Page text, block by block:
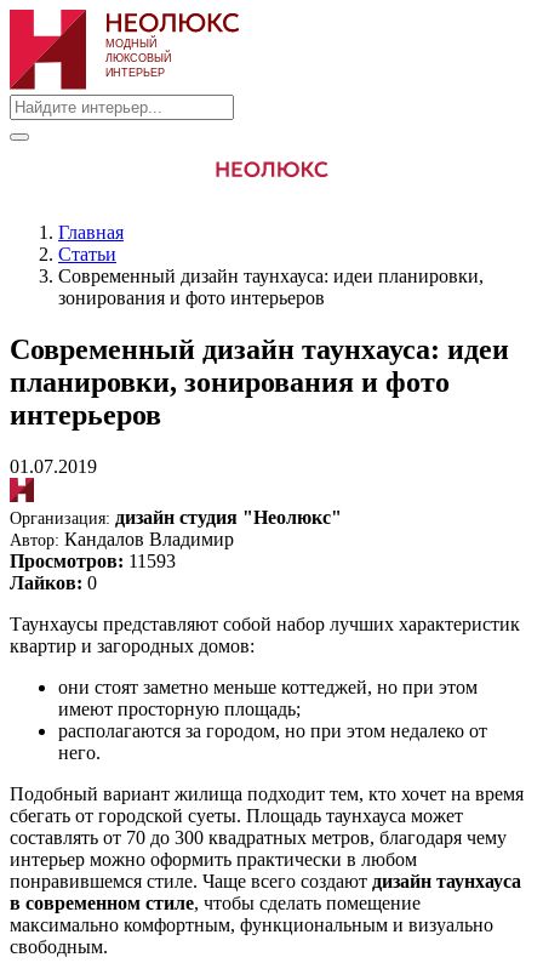
Главная
Статьи
Современный дизайн таунхауса: идеи планировки,
зонирования и фото интерьеров
Современный дизайн таунхауса: идеи
планировки, зонирования и фото
интерьеров
01.07.2019
Организация: дизайн студия "Неолюкс"
Автор: Кандалов Владимир
Просмотров: 11593
Лайков: 0
Таунхаусы представляют собой набор лучших характеристик
квартир и загородных домов:
они стоят заметно меньше коттеджей, но при этом
имеют просторную площадь;
располагаются за городом, но при этом недалеко от
него.
Подобный вариант жилища подходит тем, кто хочет на время
сбегать от городской суеты. Площадь таунхауса может
составлять от 70 до 300 квадратных метров, благодаря чему
интерьер можно оформить практически в любом
понравившемся стиле. Чаще всего создают дизайн таунхауса
в современном стиле, чтобы сделать помещение
максимально комфортным, функциональным и визуально
свободным.